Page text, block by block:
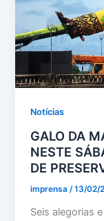
Notícias
GALO DA
NESTE
DE
imprensa/13/02/
Seis alegorias